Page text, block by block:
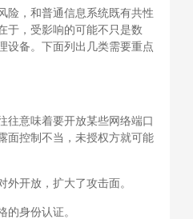
险，和普通信息系统既有共性
于，受影响的可能不只是数
设备。下面列出几类需要重点
往意味着要开放某些网络端口
面控制不当，未授权方就可能
外开放，扩大了攻击面。
的身份认证。